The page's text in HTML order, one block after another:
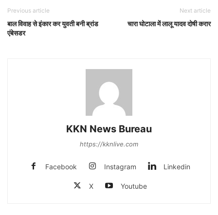
Previous article
बाल विवाह से इंकार कर युवती बनी ब्रांड
एंबेसडर
Next article
चारा घोटाला में लालू यादव दोषी करार
KKN News Bureau
https://kknlive.com
Facebook Instagram Linkedin
X Youtube